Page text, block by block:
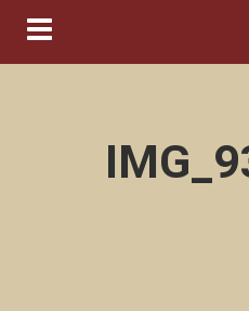
Navigation ein-/ausblenden